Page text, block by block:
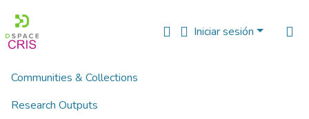
Iniciar sesión
Communities & Collections
Research Outputs
Inicio Libros y Manuales